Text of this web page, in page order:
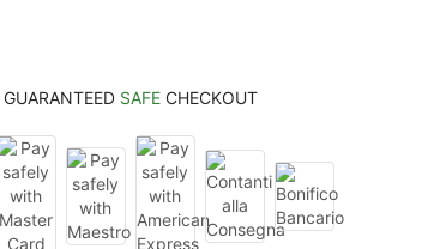
GUARANTEED SAFECHECKOUT